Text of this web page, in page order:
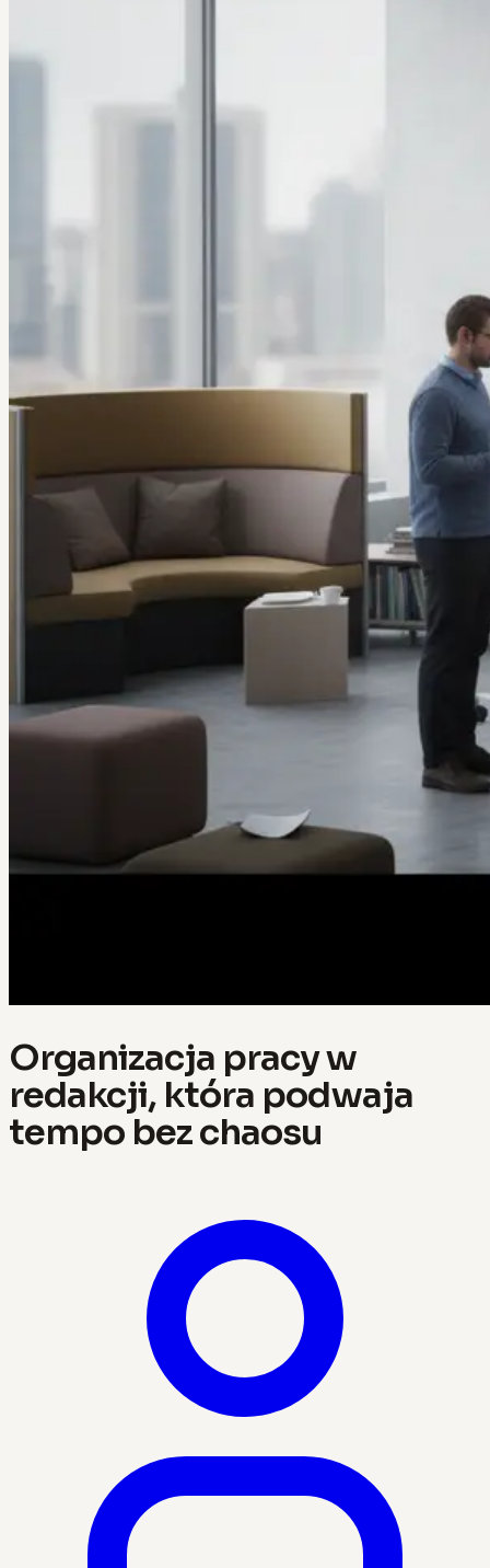
Organizacja pracy w
redakcji, która podwaja
tempo bez chaosu